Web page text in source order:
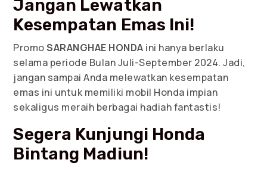
Jangan Lewatkan
Kesempatan Emas Ini!
PromoSARANGHAE HONDA ini hanya berlaku
selama periode Bulan Juli-September 2024. Jadi,
jangan sampai Anda melewatkan kesempatan
emas ini untuk memiliki mobil Honda impian
sekaligus meraih berbagai hadiah fantastis!
Segera Kunjungi Honda
Bintang Madiun!